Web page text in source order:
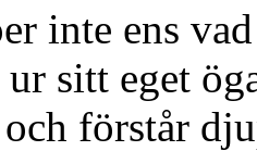
inte ens
sitt eget
förstår